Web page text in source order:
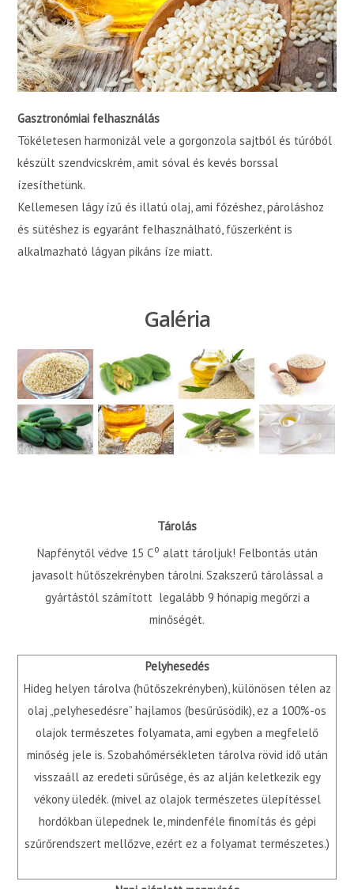
Gasztronómiai felhasználás
Tökéletesen harmonizál vele a gorgonzola sajtból és túróból
készült szendvicskrém, amit sóval és kevés borssal
ízesíthetünk.
Kellemesen lágy ízű és illatú olaj, ami főzéshez, pároláshoz
és sütéshez is egyaránt felhasználható, fűszerként is
alkalmazható lágyan pikáns íze miatt.
Galéria
Tárolás
Napfénytől védve 15 Co alatt tároljuk! Felbontás után
javasolt hűtőszekrényben tárolni. Szakszerű tárolással a
gyártástól számított legalább 9 hónapig megőrzi a
minőségét.
Pelyhesedés
Hideg helyen tárolva (hűtőszekrényben), különösen télen az
olaj „pelyhesedésre” hajlamos (besűrűsödik), ez a 100%-os
olajok természetes folyamata, ami egyben a megfelelő
minőség jele is. Szobahőmérsékleten tárolva rövid idő után
visszaáll az eredeti sűrűsége, és az alján keletkezik egy
vékony üledék. (mivel az olajok természetes ülepítéssel
hordókban ülepednek le, mindenféle finomítás és gépi
szűrőrendszert mellőzve, ezért ez a folyamat természetes.)